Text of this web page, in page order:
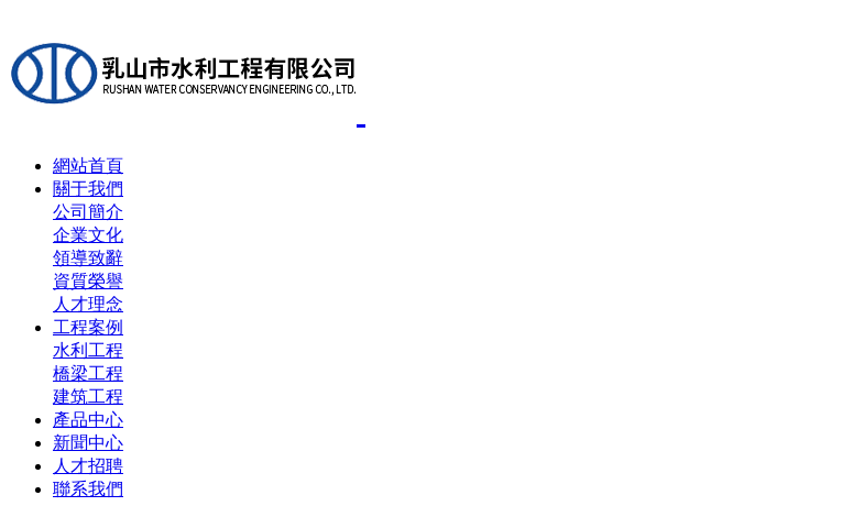
網站首頁
關于我們
公司簡介
企業文化
領導致辭
資質榮譽
人才理念
工程案例
水利工程
橋梁工程
建筑工程
產品中心
新聞中心
人才招聘
聯系我們